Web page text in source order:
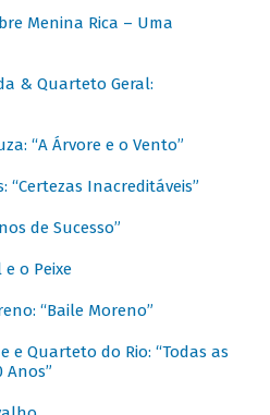
Menina Rica – Uma
& Quarteto Geral:
“A Árvore e o Vento”
“Certezas Inacreditáveis”
de Sucesso”
o Peixe
“Baile Moreno”
e Quarteto do Rio: “Todas as
Anos”